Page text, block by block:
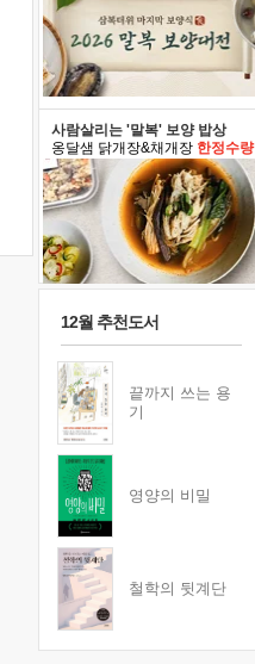
사람살리는 '말복' 보양 밥상
옹달샘 닭개장&채개장 한정수량
12월 추천도서
끝까지 쓰는 용
기
영양의 비밀
철학의 뒷계단